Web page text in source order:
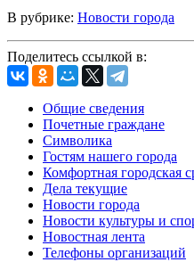
В рубрике: Новости города
Поделитесь ссылкой в:
Общие сведения
Почетные граждане
Символика
Гостям нашего города
Комфортная городская
Дела текущие
Новости города
Новости культуры и
Новостная лента
Телефоны организаций